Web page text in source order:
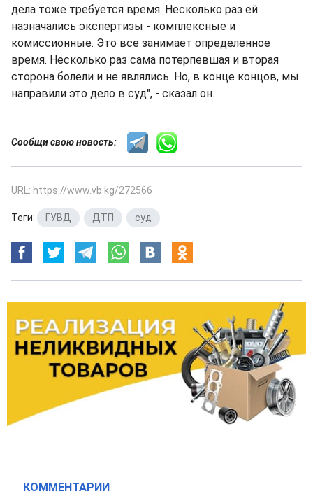
дела тоже требуется время. Несколько раз ей
назначались экспертизы - комплексные и
комиссионные. Это все занимает определенное
время. Несколько раз сама потерпевшая и вторая
сторона болели и не являлись. Но, в конце концов, мы
направили это дело в суд", - сказал он.
Сообщи свою новость:
URL: https://www.vb.kg/272566
Теги: ГУВД ДТП суд
КОММЕНТАРИИ